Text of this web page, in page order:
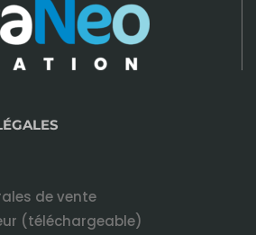
de vente
(téléchargeable)